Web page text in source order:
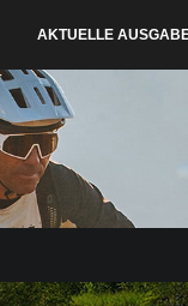
AKTUELLE